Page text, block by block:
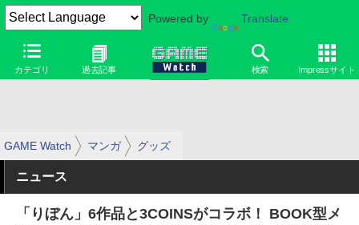
Powered by Translate
カテゴリ 過去記事 検索 Impressサイト
GAME Watch マンガ グッズ
ニュース
「りぼん」6作品と3COINSがコラボ！ BOOK型メ